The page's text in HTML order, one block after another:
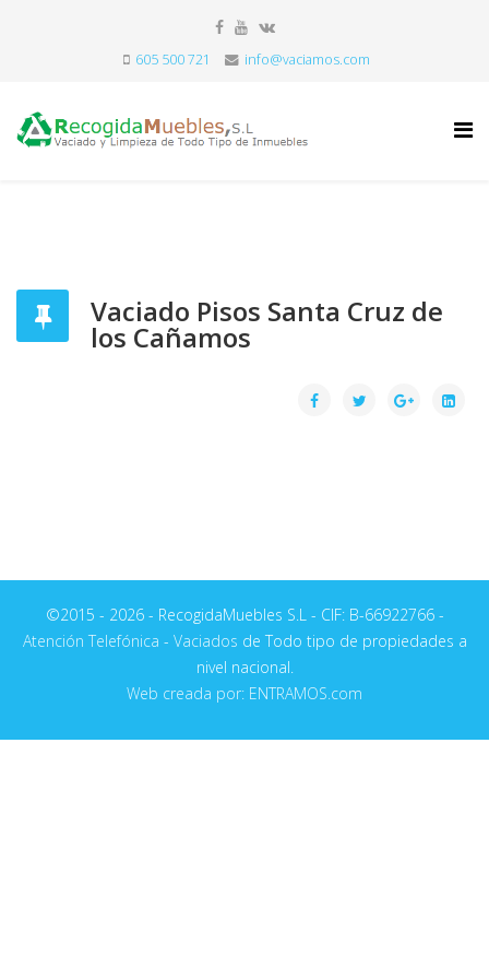
605 500 721 info@vaciamos.com
Vaciado Pisos Santa Cruz de
los Cañamos
©2015 - 2026 - RecogidaMuebles S.L - CIF: B-66922766 -
Atención Telefónica - Vaciados de Todo tipo de propiedades a
nivel nacional.
Web creada por: ENTRAMOS.com